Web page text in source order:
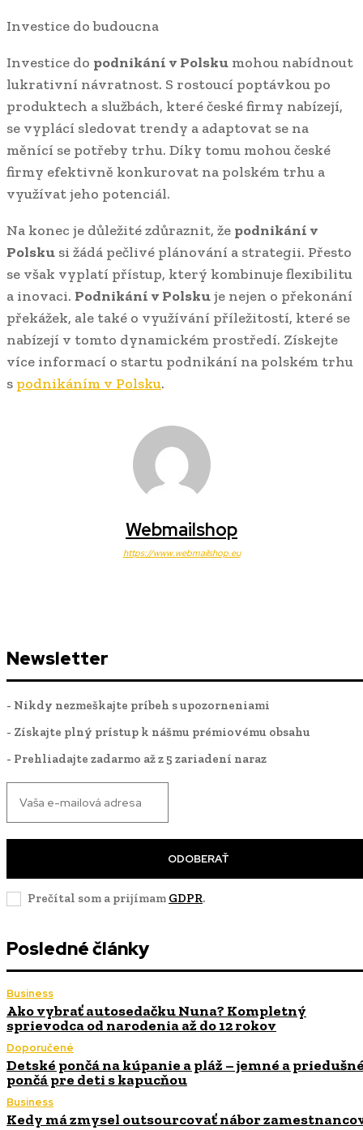
Investice do budoucna
Investice do podnikání v Polsku mohou nabídnout
lukrativní návratnost. S rostoucí poptávkou po
produktech a službách, které české firmy nabízejí,
se vyplácí sledovat trendy a adaptovat se na
měnící se potřeby trhu. Díky tomu mohou české
firmy efektivně konkurovat na polském trhu a
využívat jeho potenciál.
Na konec je důležité zdůraznit, že podnikání v
Polsku si žádá pečlivé plánování a strategii. Přesto
se však vyplatí přístup, který kombinuje flexibilitu
a inovaci. Podnikání v Polskuje nejen o překonání
překážek, ale také o využívání příležitostí, které se
nabízejí v tomto dynamickém prostředí. Získejte
více informací o startu podnikání na polském trhu
s podnikáním v Polsku.
Webmailshop
https://www.webmailshop.eu
Newsletter
- Nikdy nezmeškajte príbeh s upozorneniami
- Získajte plný prístup k nášmu prémiovému obsahu
- Prehliadajte zadarmo až z 5 zariadení naraz
ODOBERAŤ
Prečítal som a prijímam GDPR.
Posledné články
Business
Ako vybrať autosedačku Nuna? Kompletný
sprievodca od narodenia až do 12 rokov
Doporučené
Detské pončá na kúpanie a pláž – jemné a
pončá pre deti s kapucňou
Business
Kedy má zmysel outsourcovať nábor